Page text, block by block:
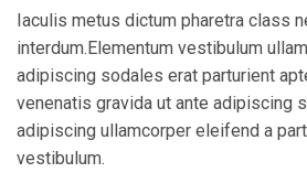
Iaculis metus dictum pharetra class
interdum.Elementum vestibulum
adipiscing sodales erat parturient
venenatis gravida ut ante adipiscing
adipiscing ullamcorper eleifend a
vestibulum.